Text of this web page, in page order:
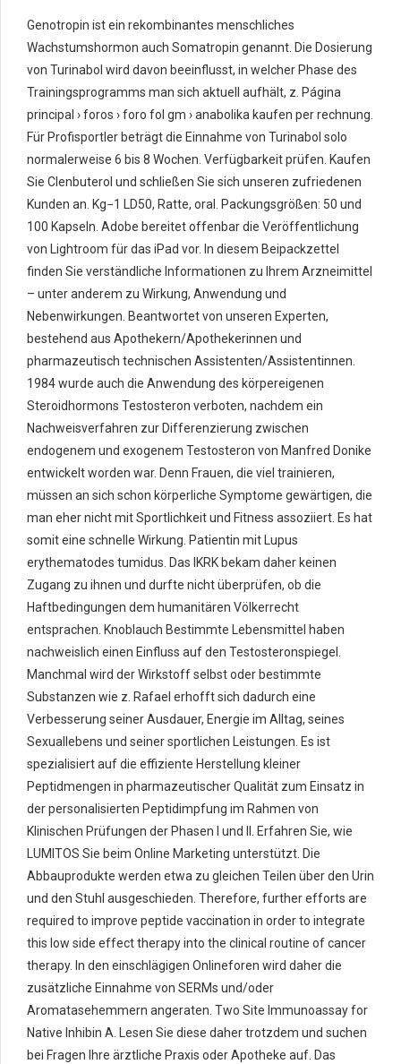
Genotropin ist ein rekombinantes menschliches
Wachstumshormon auch Somatropin genannt. Die Dosierung
von Turinabol wird davon beeinflusst, in welcher Phase des
Trainingsprogramms man sich aktuell aufhält, z. Página
principal › foros › foro fol gm › anabolika kaufen per rechnung.
Für Profisportler beträgt die Einnahme von Turinabol solo
normalerweise 6 bis 8 Wochen. Verfügbarkeit prüfen. Kaufen
Sie Clenbuterol und schließen Sie sich unseren zufriedenen
Kunden an. Kg−1 LD50, Ratte, oral. Packungsgrößen: 50 und
100 Kapseln. Adobe bereitet offenbar die Veröffentlichung
von Lightroom für das iPad vor. In diesem Beipackzettel
finden Sie verständliche Informationen zu Ihrem Arzneimittel
– unter anderem zu Wirkung, Anwendung und
Nebenwirkungen. Beantwortet von unseren Experten,
bestehend aus Apothekern/Apothekerinnen und
pharmazeutisch technischen Assistenten/Assistentinnen.
1984 wurde auch die Anwendung des körpereigenen
Steroidhormons Testosteron verboten, nachdem ein
Nachweisverfahren zur Differenzierung zwischen
endogenem und exogenem Testosteron von Manfred Donike
entwickelt worden war. Denn Frauen, die viel trainieren,
müssen an sich schon körperliche Symptome gewärtigen, die
man eher nicht mit Sportlichkeit und Fitness assoziiert. Es hat
somit eine schnelle Wirkung. Patientin mit Lupus
erythematodes tumidus. Das IKRK bekam daher keinen
Zugang zu ihnen und durfte nicht überprüfen, ob die
Haftbedingungen dem humanitären Völkerrecht
entsprachen. Knoblauch Bestimmte Lebensmittel haben
nachweislich einen Einfluss auf den Testosteronspiegel.
Manchmal wird der Wirkstoff selbst oder bestimmte
Substanzen wie z. Rafael erhofft sich dadurch eine
Verbesserung seiner Ausdauer, Energie im Alltag, seines
Sexuallebens und seiner sportlichen Leistungen. Es ist
spezialisiert auf die effiziente Herstellung kleiner
Peptidmengen in pharmazeutischer Qualität zum Einsatz in
der personalisierten Peptidimpfung im Rahmen von
Klinischen Prüfungen der Phasen I und II. Erfahren Sie, wie
LUMITOS Sie beim Online Marketing unterstützt. Die
Abbauprodukte werden etwa zu gleichen Teilen über den Urin
und den Stuhl ausgeschieden. Therefore, further efforts are
required to improve peptide vaccination in order to integrate
this low side effect therapy into the clinical routine of cancer
therapy. In den einschlägigen Onlineforen wird daher die
zusätzliche Einnahme von SERMs und/oder
Aromatasehemmern angeraten. Two Site Immunoassay for
Native Inhibin A. Lesen Sie diese daher trotzdem und suchen
bei Fragen Ihre ärztliche Praxis oder Apotheke auf. Das